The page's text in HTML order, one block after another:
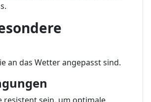
an das Wetter angepasst sind.